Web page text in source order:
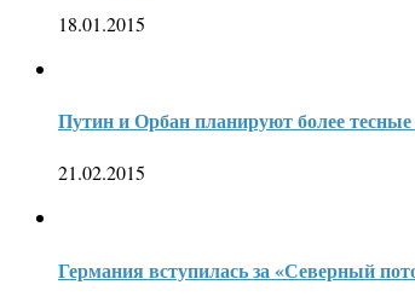
18.01.2015
Путин и Орбан планируют более тесные
21.02.2015
Германия вступилась за «Северный